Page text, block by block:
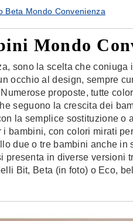
Beta Mondo Convenienza
Mondo
sono la scelta che coniuga
occhio al design, sempre
proposte, tutte
seguono la crescita dei
la semplice sostituzione o
bambini, con colori mirati
due o tre bambini anche in
presenta in diverse versioni
Bit, Beta (in foto) o Eco,